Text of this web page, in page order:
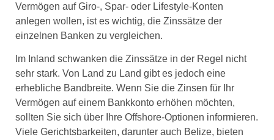
Vermögen auf Giro-, Spar- oder Lifestyle-Konten
anlegen wollen, ist es wichtig, die Zinssätze der
einzelnen Banken zu vergleichen.
Im Inland schwanken die Zinssätze in der Regel nicht
sehr stark. Von Land zu Land gibt es jedoch eine
erhebliche Bandbreite. Wenn Sie die Zinsen für Ihr
Vermögen auf einem Bankkonto erhöhen möchten,
sollten Sie sich über Ihre Offshore-Optionen informieren.
Viele Gerichtsbarkeiten, darunter auch Belize, bieten